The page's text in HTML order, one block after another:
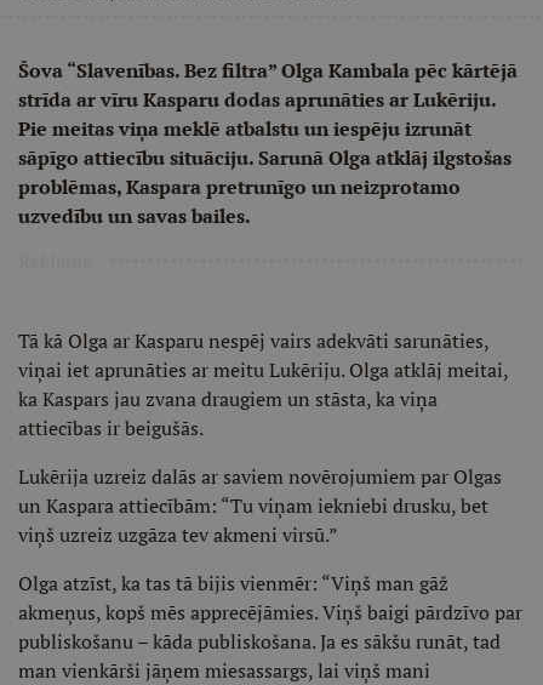
Šova “Slavenības. Bez filtra” Olga Kambala pēc kārtējā
strīda ar vīru Kasparu dodas aprunāties ar Lukēriju.
Pie meitas viņa meklē atbalstu un iespēju izrunāt
sāpīgo attiecību situāciju. Sarunā Olga atklāj ilgstošas
problēmas, Kaspara pretrunīgo un neizprotamo
uzvedību un savas bailes.
Tā kā Olga ar Kasparu nespēj vairs adekvāti sarunāties,
viņai iet aprunāties ar meitu Lukēriju. Olga atklāj meitai,
ka Kaspars jau zvana draugiem un stāsta, ka viņa
attiecības ir beigušās.
Lukērija uzreiz dalās ar saviem novērojumiem par Olgas
un Kaspara attiecībām: “Tu viņam iekniebi drusku, bet
viņš uzreiz uzgāza tev akmeni virsū.”
Olga atzīst, ka tas tā bijis vienmēr: “Viņš man gāž
akmeņus, kopš mēs apprecējāmies. Viņš baigi pārdzīvo par
publiskošanu – kāda publiskošana. Ja es sākšu runāt, tad
man vienkārši jāņem miesassargs, lai viņš mani